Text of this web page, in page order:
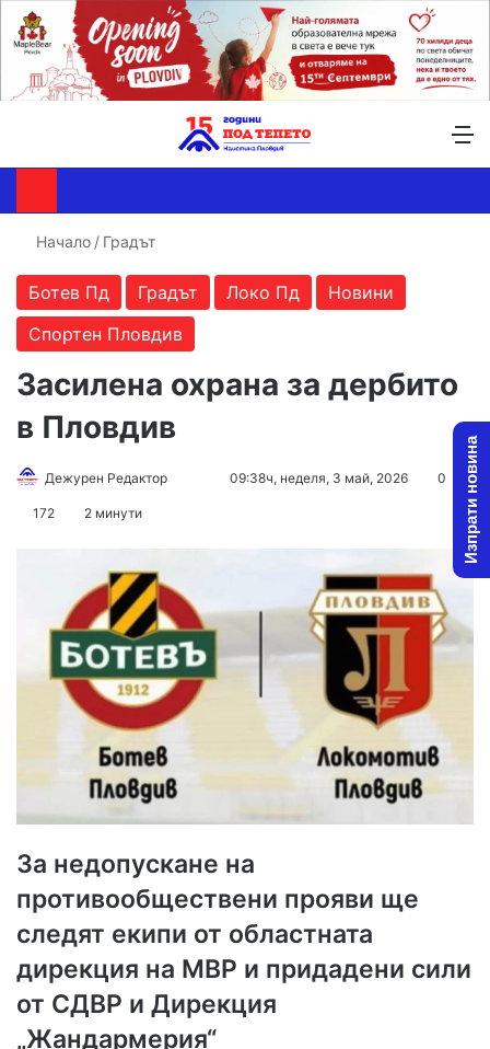
Начало / Градът
Ботев Пд Градът Локо Пд
Новини
Спортен Пловдив
Засилена охрана за дербито
в Пловдив
Дежурен Редактор
Send09:38ч, неделя, 3 май, 2026 0
172 2 минути
За недопускане на
противообществени прояви ще
следят екипи от областната
дирекция на МВР и придадени сили
от СДВР и Дирекция
„Жандармерия“
Изпрати новина